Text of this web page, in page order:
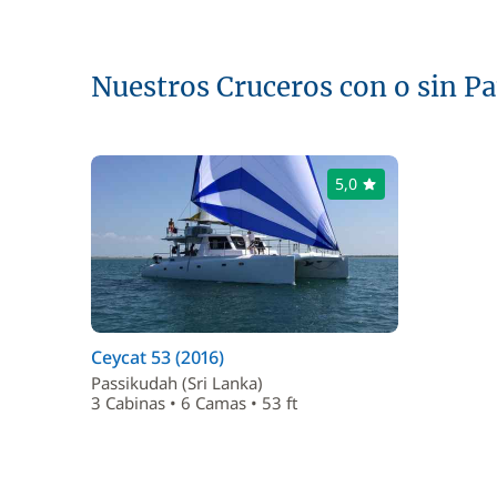
Nuestros Cruceros con o sin
5,0
Ceycat 53 (2016)
Passikudah (Sri Lanka)
3 Cabinas • 6 Camas • 53 ft